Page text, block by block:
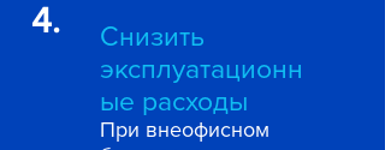
4.
Снизить
эксплуатационн
ые расходы
При внеофисном